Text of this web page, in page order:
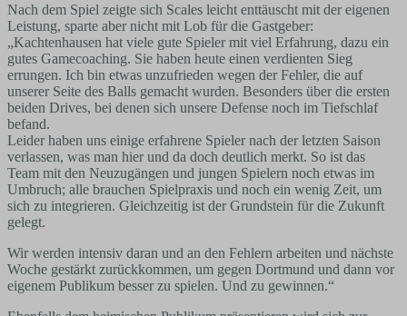
Nach dem Spiel zeigte sich Scales leicht enttäuscht mit der eigenen
Leistung, sparte aber nicht mit Lob für die Gastgeber:
„Kachtenhausen hat viele gute Spieler mit viel Erfahrung, dazu ein
gutes Gamecoaching. Sie haben heute einen verdienten Sieg
errungen. Ich bin etwas unzufrieden wegen der Fehler, die auf
unserer Seite des Balls gemacht wurden. Besonders über die ersten
beiden Drives, bei denen sich unsere Defense noch im Tiefschlaf
befand.
Leider haben uns einige erfahrene Spieler nach der letzten Saison
verlassen, was man hier und da doch deutlich merkt. So ist das
Team mit den Neuzugängen und jungen Spielern noch etwas im
Umbruch; alle brauchen Spielpraxis und noch ein wenig Zeit, um
sich zu integrieren. Gleichzeitig ist der Grundstein für die Zukunft
gelegt.
Wir werden intensiv daran und an den Fehlern arbeiten und nächste
Woche gestärkt zurückkommen, um gegen Dortmund und dann vor
eigenem Publikum besser zu spielen. Und zu gewinnen.“